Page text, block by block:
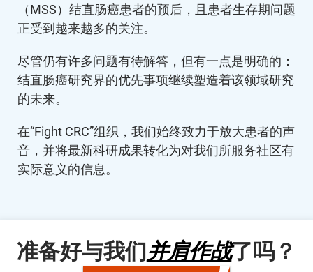
（MSS）结直肠癌患者的预后，且患者生存期问题
正受到越来越多的关注。
尽管仍有许多问题有待解答，但有一点是明确的：
结直肠癌研究界的优先事项继续塑造着该领域研究
的未来。
在“Fight CRC”组织，我们始终致力于放大患者的声
音，并将最新科研成果转化为对我们所服务社区有
实际意义的信息。
准备好与我们并肩作战了吗？